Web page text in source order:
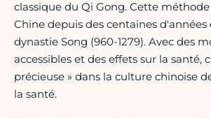
classique du Qi Gong. Cette
Chine depuis des centaines
dynastie Song (960-1279). Avec des
accessibles et des effets sur la santé,
précieuse » dans la culture chinoise
la santé.